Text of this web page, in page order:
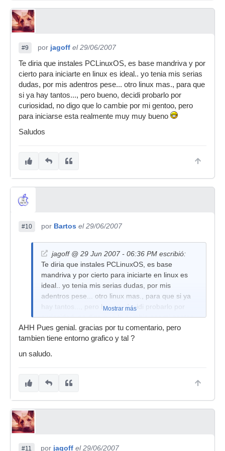
#9 por jagoff el 29/06/2007
Te diria que instales PCLinuxOS, es base mandriva y por
cierto para iniciarte en linux es ideal.. yo tenia mis serias
dudas, por mis adentros pese... otro linux mas., para que
si ya hay tantos..., pero bueno, decidi probarlo por
curiosidad, no digo que lo cambie por mi gentoo, pero
para iniciarse esta realmente muy muy bueno
Saludos
#10 por Bartos el 29/06/2007
jagoff @ 29 Jun 2007 - 06:36 PM escribió:
Te diria que instales PCLinuxOS, es base
mandriva y por cierto para iniciarte en linux es
ideal.. yo tenia mis serias dudas, por mis
adentros pese... otro linux mas., para que si ya
hay tantos..., pero bueno, decidi probarlo por
curiosidad, no digo que lo cambie por mi gentoo,
pero para iniciarse esta realmente muy muy
bueno
Saludos
Mostrar más
AHH Pues genial. gracias por tu comentario, pero
tambien tiene entorno grafico y tal ?
un saludo.
#11 por jagoff el 29/06/2007